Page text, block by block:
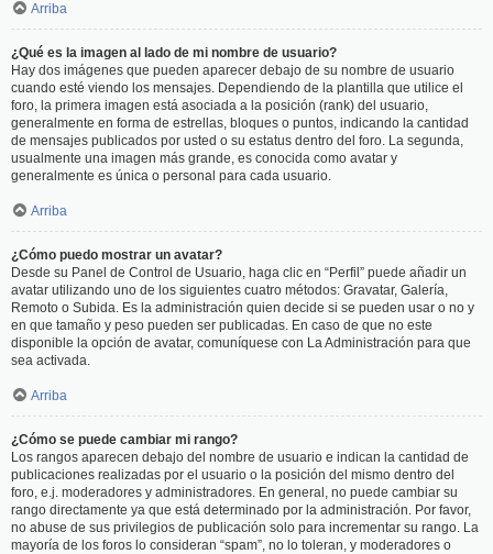
Arriba
¿Qué es la imagen al lado de mi nombre de usuario?
Hay dos imágenes que pueden aparecer debajo de su nombre de usuario
cuando esté viendo los mensajes. Dependiendo de la plantilla que utilice el
foro, la primera imagen está asociada a la posición (rank) del usuario,
generalmente en forma de estrellas, bloques o puntos, indicando la cantidad
de mensajes publicados por usted o su estatus dentro del foro. La segunda,
usualmente una imagen más grande, es conocida como avatar y
generalmente es única o personal para cada usuario.
Arriba
¿Cómo puedo mostrar un avatar?
Desde su Panel de Control de Usuario, haga clic en “Perfil” puede añadir un
avatar utilizando uno de los siguientes cuatro métodos: Gravatar, Galería,
Remoto o Subida. Es la administración quien decide si se pueden usar o no y
en que tamaño y peso pueden ser publicadas. En caso de que no este
disponible la opción de avatar, comuníquese con La Administración para que
sea activada.
Arriba
¿Cómo se puede cambiar mi rango?
Los rangos aparecen debajo del nombre de usuario e indican la cantidad de
publicaciones realizadas por el usuario o la posición del mismo dentro del
foro, e.j. moderadores y administradores. En general, no puede cambiar su
rango directamente ya que está determinado por la administración. Por favor,
no abuse de sus privilegios de publicación solo para incrementar su rango. La
mayoría de los foros lo consideran “spam”, no lo toleran, y moderadores o